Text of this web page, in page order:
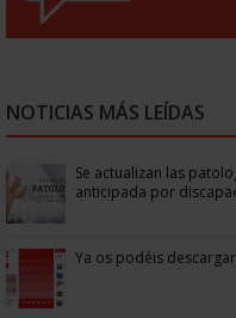
NOTICIAS MÁS LEÍDAS
Se actualizan las
anticipada por
Ya os podéis